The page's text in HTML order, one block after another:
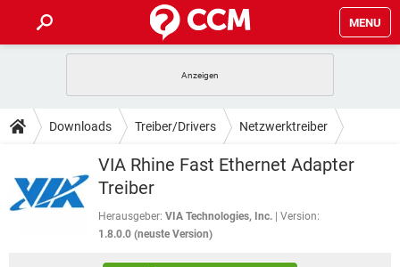
MENU
ANDROID IOS
INSTAGRAM
WHATSAPP
HARDWARE
TIPPS & TRICKS
SPIELE STREAMING
ANDROID
WINDOWS 10
SPIELE
IOS
FORUM
Downloads Treiber/Drivers Netzwerktreiber
VIA Rhine Fast Ethernet Adapter
Treiber
Herausgeber: VIA Technologies, Inc.
Version:
1.8.0.0 (neuste Version)